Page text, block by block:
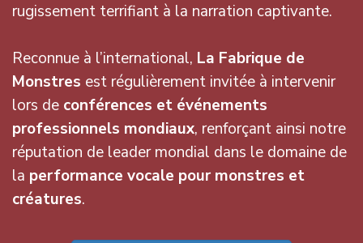
rugissement terrifiant à la narration captivante.
Reconnue à l’international, La Fabrique de
Monstres est régulièrement invitée à intervenir
lors de conférences et événements
professionnels mondiaux, renforçant ainsi notre
réputation de leader mondial dans le domaine de
la performance vocale pour monstres et
créatures.